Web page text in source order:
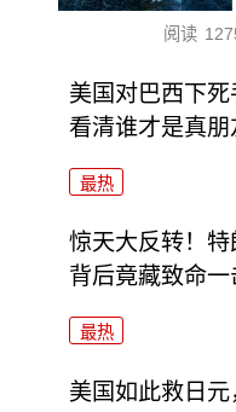
阅读
美国对巴西下
看清谁才是真朋
最热
惊天大反转！
背后竟藏致命一
最热
美国如此救日